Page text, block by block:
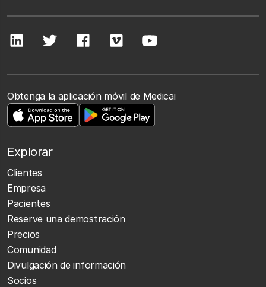
Obtenga la aplicación móvil de Medicai
Explorar
Clientes
Empresa
Pacientes
Reserve una demostración
Precios
Comunidad
Divulgación de información
Socios